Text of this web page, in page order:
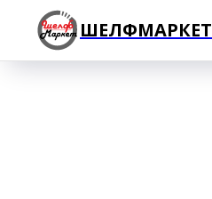
ШЕЛФМАРКЕТ